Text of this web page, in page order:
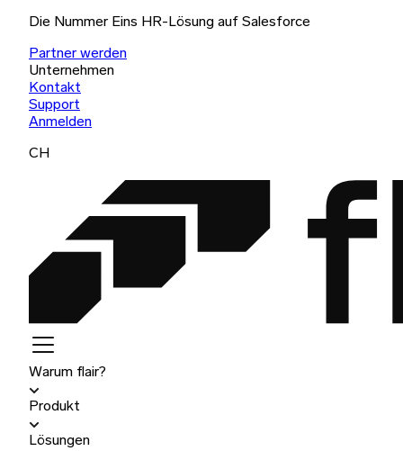
Die Nummer Eins HR-Lösung auf Salesforce
Partner werden
Unternehmen
Kontakt
Support
Anmelden
CH
Warum flair?
Produkt
Lösungen